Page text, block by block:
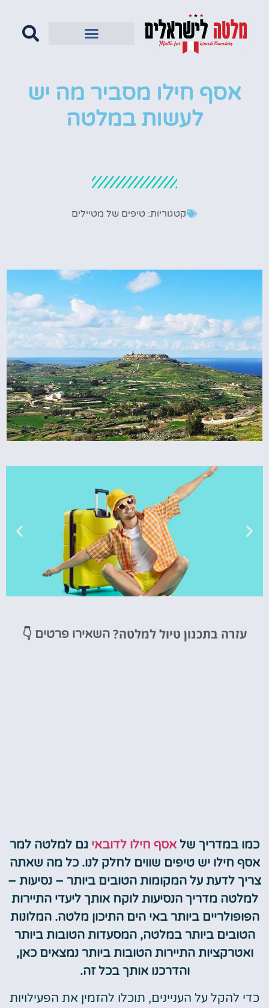
אסף חילו מסביר מה יש
לעשות במלטה
קטגוריות: טיפים של מטיילים
מציאת
עזרה בתכנון טיול למלטה? השאירו פרטים 👇
כמו במדריך של אסף חילו לדובאי גם למלטה למר
אסף חילו יש טיפים שווים לחלק לנו. כל מה שאתה
צריך לדעת על המקומות הטובים ביותר – נסיעות –
למלטה מדריך הנסיעות לוקח אותך ליעדי התיירות
הפופולריים ביותר באי הים התיכון מלטה. המלונות
הטובים ביותר במלטה, המסעדות הטובות ביותר
ואטרקציות התיירות הטובות ביותר נמצאים כאן,
והדרכנו אותך בכל זה.
כדי להקל על העניינים, תוכלו להזמין את הפעילויות